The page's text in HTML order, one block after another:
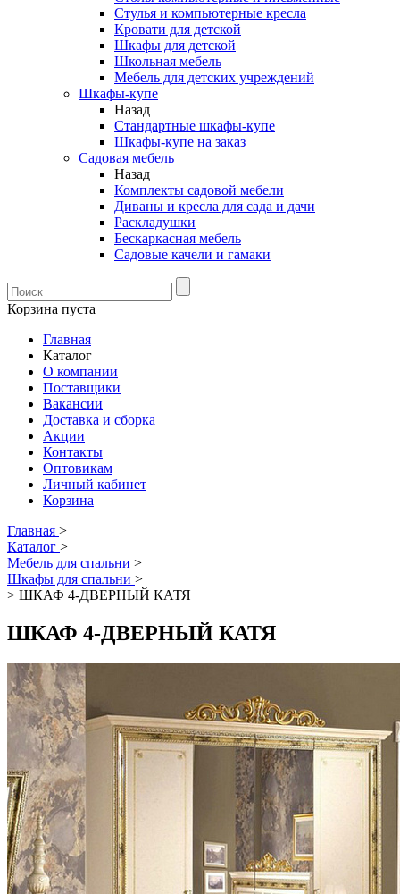
Стулья и компьютерные кресла
Кровати для детской
Шкафы для детской
Школьная мебель
Мебель для детских учреждений
Шкафы-купе
Назад
Стандартные шкафы-купе
Шкафы-купе на заказ
Садовая мебель
Назад
Комплекты садовой мебели
Диваны и кресла для сада и дачи
Раскладушки
Бескаркасная мебель
Садовые качели и гамаки
Корзина пуста
Главная
Каталог
О компании
Поставщики
Вакансии
Доставка и сборка
Акции
Контакты
Оптовикам
Личный кабинет
Корзина
Главная >
Каталог >
Мебель для спальни >
Шкафы для спальни >
> ШКАФ 4-ДВЕРНЫЙ КАТЯ
ШКАФ 4-ДВЕРНЫЙ КАТЯ